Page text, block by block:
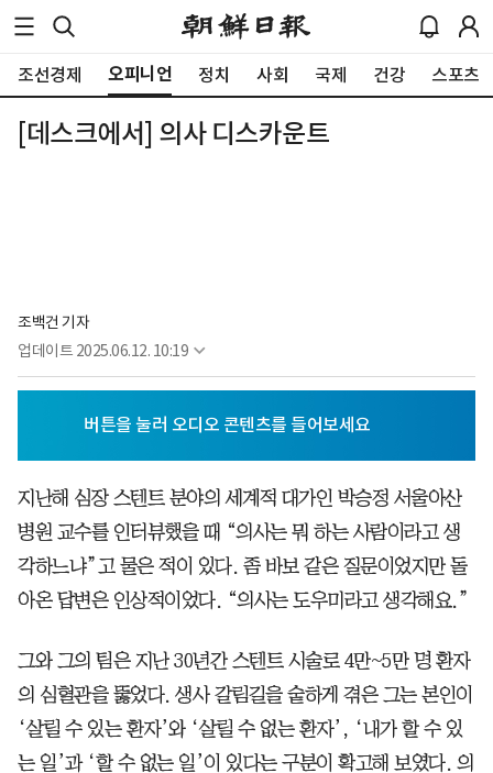
조선경제 오피니언 정치 사회 국제 건강 스포츠
[데스크에서] 의사 디스카운트
조백건 기자
업데이트 2025.06.12. 10:19
지난해 심장 스텐트 분야의 세계적 대가인 박승정 서울아산
병원 교수를 인터뷰했을 때 “의사는 뭐 하는 사람이라고 생
각하느냐”고 물은 적이 있다. 좀 바보 같은 질문이었지만 돌
아온 답변은 인상적이었다. “의사는 도우미라고 생각해요.”
그와 그의 팀은 지난 30년간 스텐트 시술로 4만~5만 명 환자
의 심혈관을 뚫었다. 생사 갈림길을 숱하게 겪은 그는 본인이
‘살릴 수 있는 환자’와 ‘살릴 수 없는 환자’, ‘내가 할 수 있
는 일’과 ‘할 수 없는 일’이 있다는 구분이 확고해 보였다. 의